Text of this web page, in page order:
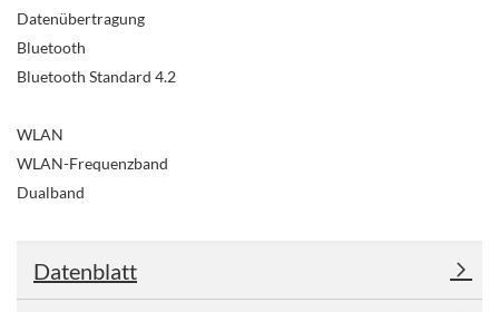
Datenübertragung
Bluetooth
Bluetooth Standard 4.2
WLAN
WLAN-Frequenzband
Dualband
Datenblatt